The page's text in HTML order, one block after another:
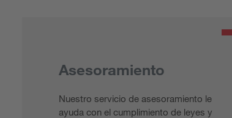
Asesoramiento
Nuestro servicio de asesoramiento le
ayuda con el cumplimiento de leyes y